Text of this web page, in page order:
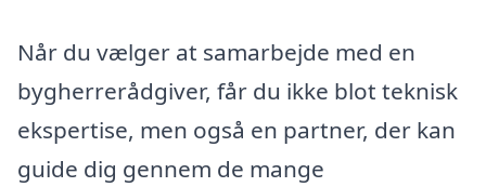
Når du vælger at samarbejde med en
bygherrerådgiver, får du ikke blot teknisk
ekspertise, men også en partner, der kan
guide dig gennem de mange